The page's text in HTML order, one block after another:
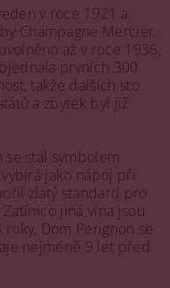
v roce 1921 a
Champagne Mercier.
až v roce 1936,
prvních 300
takže dalších sto
a zbytek byl již
se stal symbolem
jako nápoj při
zlatý standard pro
jiná vína jsou
Dom Perignon se
nejméně 9 let před